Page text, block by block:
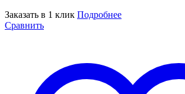
Заказать в 1 клик Подробнее
Сравнить